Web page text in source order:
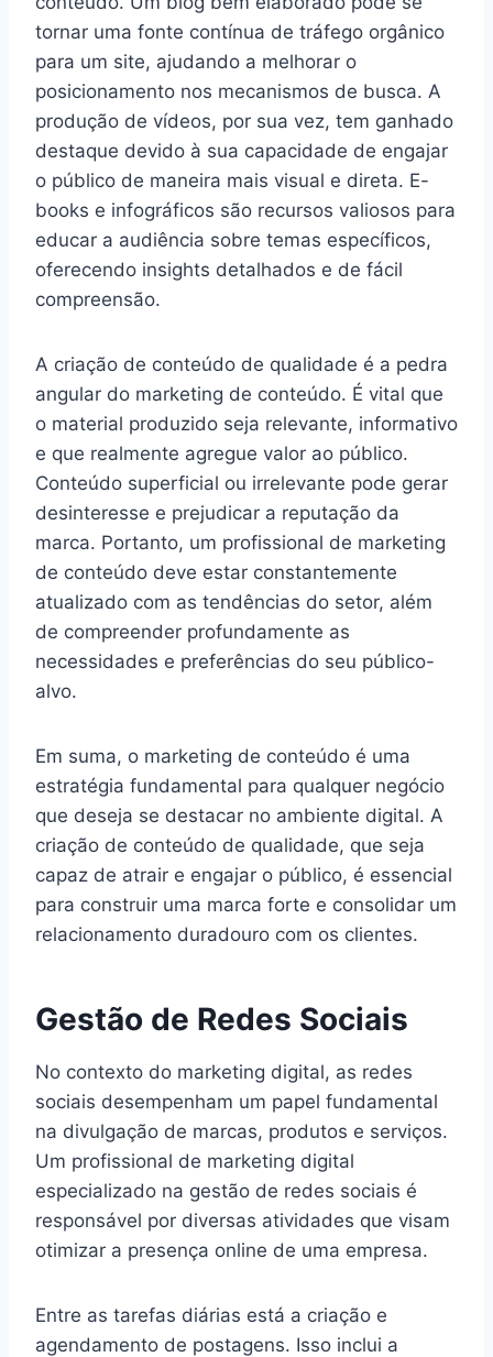
tornar uma fonte contínua de tráfego orgânico
para um site, ajudando a melhorar o
posicionamento nos mecanismos de busca. A
produção de vídeos, por sua vez, tem ganhado
destaque devido à sua capacidade de engajar
o público de maneira mais visual e direta. E-
books e infográficos são recursos valiosos para
educar a audiência sobre temas específicos,
oferecendo insights detalhados e de fácil
compreensão.
A criação de conteúdo de qualidade é a pedra
angular do marketing de conteúdo. É vital que
o material produzido seja relevante, informativo
e que realmente agregue valor ao público.
Conteúdo superficial ou irrelevante pode gerar
desinteresse e prejudicar a reputação da
marca. Portanto, um profissional de marketing
de conteúdo deve estar constantemente
atualizado com as tendências do setor, além
de compreender profundamente as
necessidades e preferências do seu público-
alvo.
Em suma, o marketing de conteúdo é uma
estratégia fundamental para qualquer negócio
que deseja se destacar no ambiente digital. A
criação de conteúdo de qualidade, que seja
capaz de atrair e engajar o público, é essencial
para construir uma marca forte e consolidar um
relacionamento duradouro com os clientes.
Gestão de Redes Sociais
No contexto do marketing digital, as redes
sociais desempenham um papel fundamental
na divulgação de marcas, produtos e serviços.
Um profissional de marketing digital
especializado na gestão de redes sociais é
responsável por diversas atividades que visam
otimizar a presença online de uma empresa.
Entre as tarefas diárias está a criação e
agendamento de postagens. Isso inclui a